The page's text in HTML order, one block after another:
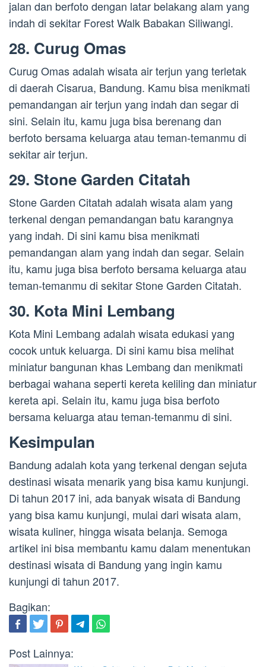
jalan dan berfoto dengan latar belakang alam yang
indah di sekitar Forest Walk Babakan Siliwangi.
28. Curug Omas
Curug Omas adalah wisata air terjun yang terletak
di daerah Cisarua, Bandung. Kamu bisa menikmati
pemandangan air terjun yang indah dan segar di
sini. Selain itu, kamu juga bisa berenang dan
berfoto bersama keluarga atau teman-temanmu di
sekitar air terjun.
29. Stone Garden Citatah
Stone Garden Citatah adalah wisata alam yang
terkenal dengan pemandangan batu karangnya
yang indah. Di sini kamu bisa menikmati
pemandangan alam yang indah dan segar. Selain
itu, kamu juga bisa berfoto bersama keluarga atau
teman-temanmu di sekitar Stone Garden Citatah.
30. Kota Mini Lembang
Kota Mini Lembang adalah wisata edukasi yang
cocok untuk keluarga. Di sini kamu bisa melihat
miniatur bangunan khas Lembang dan menikmati
berbagai wahana seperti kereta keliling dan miniatur
kereta api. Selain itu, kamu juga bisa berfoto
bersama keluarga atau teman-temanmu di sini.
Kesimpulan
Bandung adalah kota yang terkenal dengan sejuta
destinasi wisata menarik yang bisa kamu kunjungi.
Di tahun 2017 ini, ada banyak wisata di Bandung
yang bisa kamu kunjungi, mulai dari wisata alam,
wisata kuliner, hingga wisata belanja. Semoga
artikel ini bisa membantu kamu dalam menentukan
destinasi wisata di Bandung yang ingin kamu
kunjungi di tahun 2017.
Bagikan:
Post Lainnya: